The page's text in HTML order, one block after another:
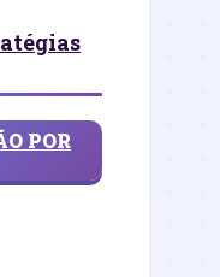
POR